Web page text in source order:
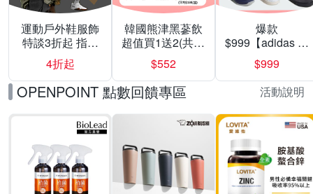
運動戶外鞋服飾
特談3折起 指定
滿額再折100
4折起
韓國熊津黑蔘飲
超值買1送2(共24
入組)
$552
爆款
$999【adidas 愛
迪達】男/女 精選
運動鞋休閒鞋 任
選均一價
$999
OPENPOINT 點數回饋專區 活動說明